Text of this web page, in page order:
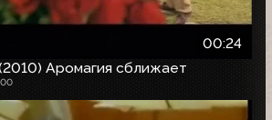
00:24
Аромагия сближает